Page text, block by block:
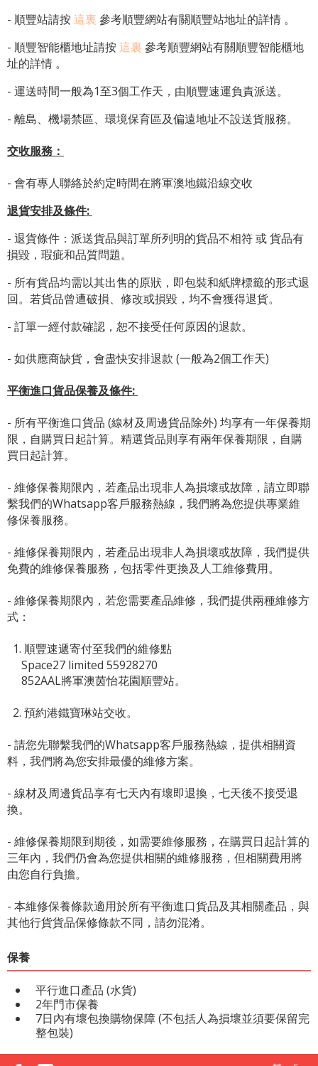
- 順豐站請按這裏 參考順豐網站有關順豐站地址的詳情 。
- 順豐智能櫃地址請按這裏 參考順豐網站有關順豐智能櫃地
址的詳情 。
- 運送時間一般為1至3個工作天，由順豐速運負責派送。
- 離島、機場禁區、環境保育區及偏遠地址不設送貨服務。
交收服務：
- 會有專人聯絡於約定時間在將軍澳地鐵沿線交收
退貨安排及條件:
- 退貨條件：派送貨品與訂單所列明的貨品不相符 或 貨品有
損毀，瑕疵和品質問題。
- 所有貨品均需以其出售的原狀，即包裝和紙牌標籤的形式退
回。若貨品曾遭破損、修改或損毀，均不會獲得退貨。
- 訂單一經付款確認，恕不接受任何原因的退款。
- 如供應商缺貨，會盡快安排退款 (一般為2個工作天)
平衡進口貨品保養及條件:
- 所有平衡進口貨品 (線材及周邊貨品除外) 均享有一年保養期
限，自購買日起計算。精選貨品則享有兩年保養期限，自購
買日起計算。
- 維修保養期限內，若產品出現非人為損壞或故障，請立即聯
繫我們的Whatsapp客戶服務熱線，我們將為您提供專業維
修保養服務。
- 維修保養期限內，若產品出現非人為損壞或故障，我們提供
免費的維修保養服務，包括零件更換及人工維修費用。
- 維修保養期限內，若您需要產品維修，我們提供兩種維修方
式：
1. 順豐速遞寄付至我們的維修點
Space27 limited 55928270
852AAL將軍澳茵怡花園順豐站。
2. 預約港鐵寶琳站交收。
- 請您先聯繫我們的Whatsapp客戶服務熱線 ，提供相關資
料，我們將為您安排最優的維修方案。
- 線材及周邊貨品享有七天內有壞即退換，七天後不接受退
換。
- 維修保養期限到期後，如需要維修服務，在購買日起計算的
三年內，我們仍會為您提供相關的維修服務，但相關費用將
由您自行負擔。
- 本維修保養條款適用於所有平衡進口貨品及其相關產品，與
其他行貨貨品保修條款不同，請勿混淆。
保養
平行進口產品 (水貨)
2年門市保養
7日內有壞包換購物保障 (不包括人為損壞並須要保留完
整包裝)